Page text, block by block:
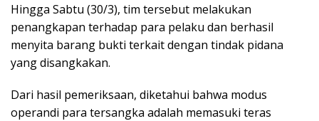
Hingga Sabtu (30/3), tim tersebut melakukan
penangkapan terhadap para pelaku dan berhasil
menyita barang bukti terkait dengan tindak pidana
yang disangkakan.
Dari hasil pemeriksaan, diketahui bahwa modus
operandi para tersangka adalah memasuki teras